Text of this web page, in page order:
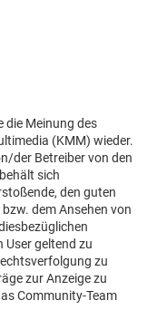
die Meinung des
(KMM) wieder.
der Betreiber von den
sich
den guten
dem Ansehen von
User geltend zu
zu
zur Anzeige zu
Community-Team